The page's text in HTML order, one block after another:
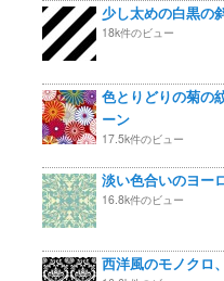
少し太めの白黒の
18k件のビュー
色とりどりの菊の
ーン
17.5k件のビュー
淡い色合いのヨー
16.8k件のビュー
西洋風のモノクロ